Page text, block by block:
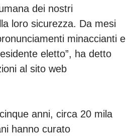
dei nostri
loro sicurezza. Da mesi
minaccianti e
eletto”, ha detto
al sito web
anni, circa 20 mila
hanno curato